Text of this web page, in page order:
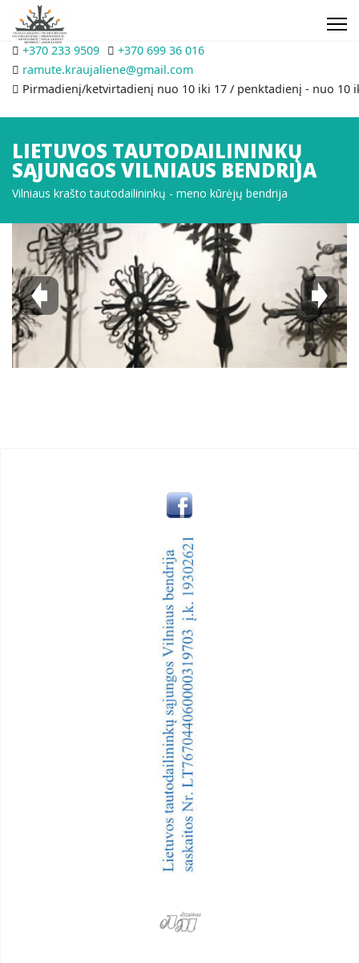
+370 233 9509
+370 699 36 016
ramute.kraujaliene@gmail.com
Pirmadienį/ketvirtadienį nuo 10 iki 17 / penktadienį - nuo 10
LIETUVOS TAUTODAILININKŲ
SĄJUNGOS VILNIAUS BENDRIJA
Vilniaus krašto tautodailininkų - meno kūrėjų bendrija